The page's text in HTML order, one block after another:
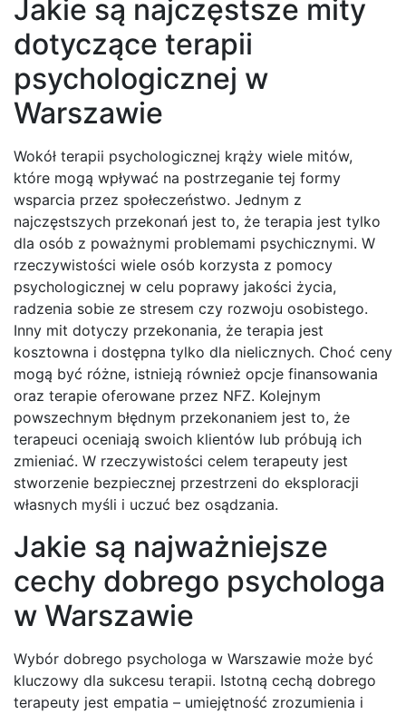
Jakie są najczęstsze mity
dotyczące terapii
psychologicznej w
Warszawie
Wokół terapii psychologicznej krąży wiele mitów,
które mogą wpływać na postrzeganie tej formy
wsparcia przez społeczeństwo. Jednym z
najczęstszych przekonań jest to, że terapia jest tylko
dla osób z poważnymi problemami psychicznymi. W
rzeczywistości wiele osób korzysta z pomocy
psychologicznej w celu poprawy jakości życia,
radzenia sobie ze stresem czy rozwoju osobistego.
Inny mit dotyczy przekonania, że terapia jest
kosztowna i dostępna tylko dla nielicznych. Choć ceny
mogą być różne, istnieją również opcje finansowania
oraz terapie oferowane przez NFZ. Kolejnym
powszechnym błędnym przekonaniem jest to, że
terapeuci oceniają swoich klientów lub próbują ich
zmieniać. W rzeczywistości celem terapeuty jest
stworzenie bezpiecznej przestrzeni do eksploracji
własnych myśli i uczuć bez osądzania.
Jakie są najważniejsze
cechy dobrego psychologa
w Warszawie
Wybór dobrego psychologa w Warszawie może być
kluczowy dla sukcesu terapii. Istotną cechą dobrego
terapeuty jest empatia – umiejętność zrozumienia i